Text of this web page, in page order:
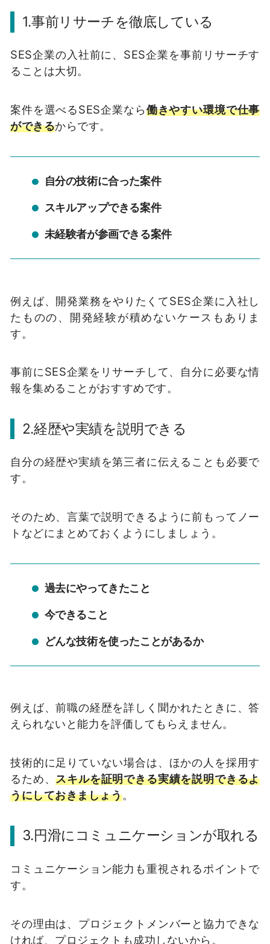
1.事前リサーチを徹底している
SES企業の入社前に、SES企業を事前リサーチす
ることは大切。
案件を選べるSES企業なら働きやすい環境で仕事
ができるからです。
自分の技術に合った案件
スキルアップできる案件
未経験者が参画できる案件
例えば、開発業務をやりたくてSES企業に入社し
たものの、開発経験が積めないケースもありま
す。
事前にSES企業をリサーチして、自分に必要な情
報を集めることがおすすめです。
2.経歴や実績を説明できる
自分の経歴や実績を第三者に伝えることも必要で
す。
そのため、言葉で説明できるように前もってノー
トなどにまとめておくようにしましょう。
過去にやってきたこと
今できること
どんな技術を使ったことがあるか
例えば、前職の経歴を詳しく聞かれたときに、答
えられないと能力を評価してもらえません。
技術的に足りていない場合は、ほかの人を採用す
るため、スキルを証明できる実績を説明できるよ
うにしておきましょう。
3.円滑にコミュニケーションが取れる
コミュニケーション能力も重視されるポイントで
す。
その理由は、プロジェクトメンバーと協力できな
ければ、プロジェクトも成功しないから。